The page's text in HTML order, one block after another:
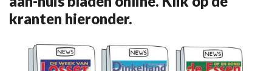
kranten hieronder.